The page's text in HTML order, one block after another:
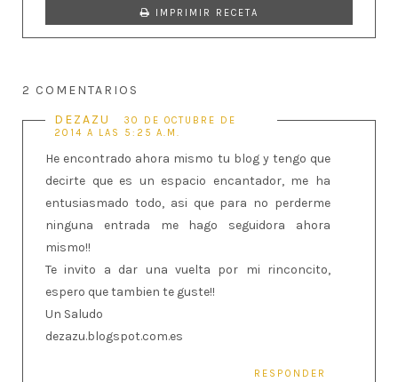
IMPRIMIR RECETA
2 COMENTARIOS
DEZAZU
30 DE OCTUBRE DE
2014 A LAS 5:25 A.M.
He encontrado ahora mismo tu blog y tengo que
decirte que es un espacio encantador, me ha
entusiasmado todo, asi que para no perderme
ninguna entrada me hago seguidora ahora
mismo!!
Te invito a dar una vuelta por mi rinconcito,
espero que tambien te guste!!
Un Saludo
dezazu.blogspot.com.es
RESPONDER